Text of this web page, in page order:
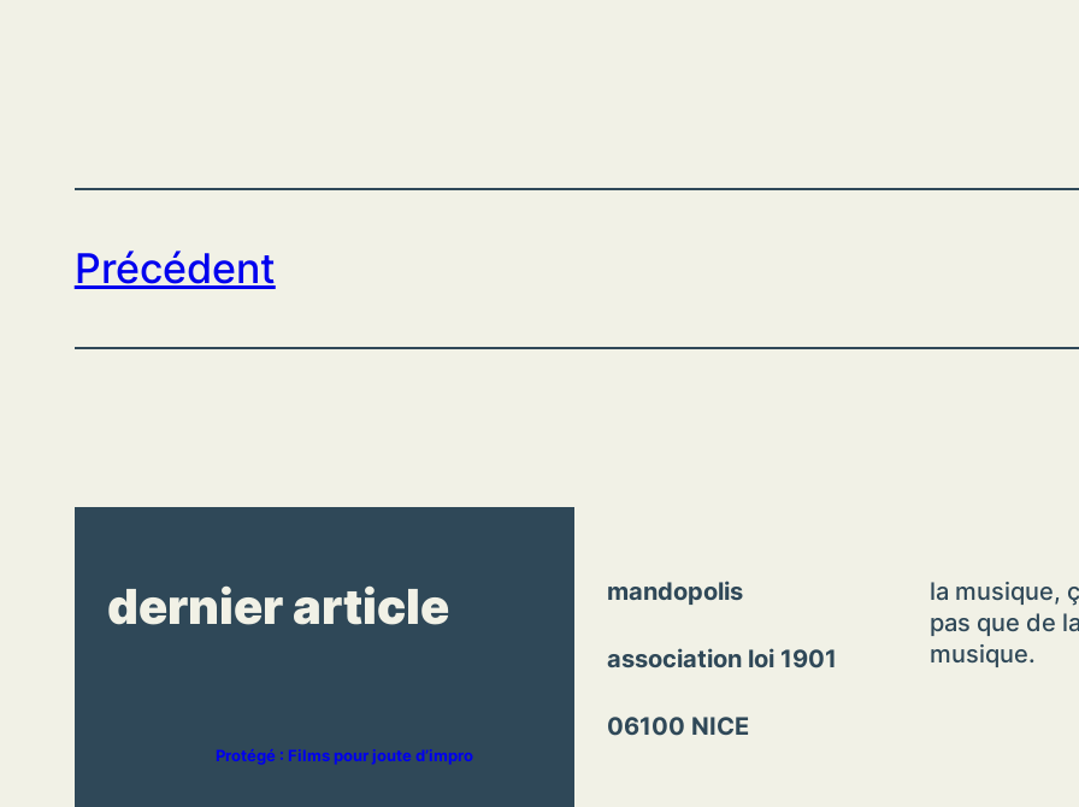
Précédent
dernier article
Protégé : Films pour joute d’impro
mandopolis
association loi 1901
06100 NICE
la musique,
pas que de la
musique.